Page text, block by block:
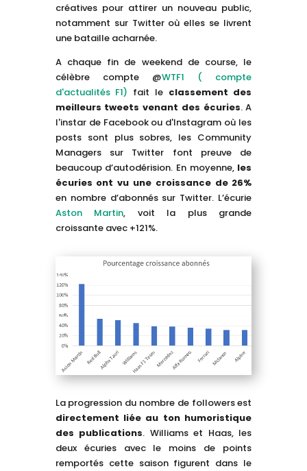
créatives pour attirer un nouveau public,
notamment sur Twitter où elles se livrent
une bataille acharnée.
A chaque fin de weekend de course, le
célèbre compte @WTF1 ( compte
d'actualités F1) fait le classement des
meilleurs tweets venant des écuries. A
l'instar de Facebook ou d'Instagram où les
posts sont plus sobres, les Community
Managers sur Twitter font preuve de
beaucoup d’autodérision. En moyenne, les
écuries ont vu une croissance de 26%
en nombre d’abonnés sur Twitter. L’écurie
Aston Martin, voit la plus grande
croissante avec +121%.
La progression du nombre de followers est
directement liée au ton humoristique
des publications. Williams et Haas, les
deux écuries avec le moins de points
remportés cette saison figurent dans le